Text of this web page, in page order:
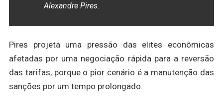
Alexandre Pires.
Pires projeta uma pressão das elites econômicas
afetadas por uma negociação rápida para a reversão
das tarifas, porque o pior cenário é a manutenção das
sanções por um tempo prolongado.